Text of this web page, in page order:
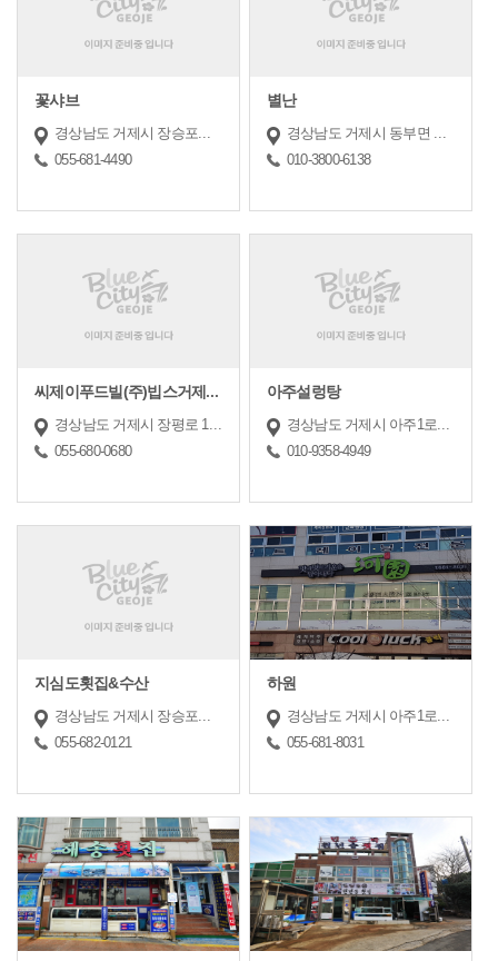
꽃샤브
경상남도 거제시 장승포로 12 (장승포동, (3층))
055-681-4490
별난
경상남도 거제시 동부면 거제대로 938 (1층)
010-3800-6138
씨제이푸드빌(주)빕스거제고현점
경상남도 거제시 장평로 12 (장평동,외1필지 대성산업(주)디큐브백화점 6층 13호)
055-680-0680
아주설렁탕
경상남도 거제시 아주1로1길17 (1층)
010-9358-4949
지심도횟집&수산
경상남도 거제시 장승포로2길 23 (장승포동, 2층)
055-682-0121
하원
경상남도 거제시 아주1로2길 47 (아주동, 2층)
055-681-8031